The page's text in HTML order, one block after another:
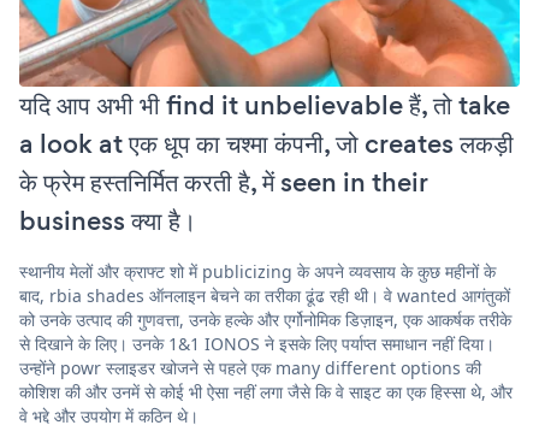
यदि आप अभी भी find it unbelievable हैं, तो take
a look at एक धूप का चश्मा कंपनी, जो creates लकड़ी
के फ्रेम हस्तनिर्मित करती है, में seen in their
business क्या है।
स्थानीय मेलों और क्राफ्ट शो में publicizing के अपने व्यवसाय के कुछ महीनों के
बाद, rbia shades ऑनलाइन बेचने का तरीका ढूंढ रही थी। वे wanted आगंतुकों
को उनके उत्पाद की गुणवत्ता, उनके हल्के और एर्गोनोमिक डिज़ाइन, एक आकर्षक तरीके
से दिखाने के लिए। उनके 1&1 IONOS ने इसके लिए पर्याप्त समाधान नहीं दिया।
उन्होंने powr स्लाइडर खोजने से पहले एक many different options की
कोशिश की और उनमें से कोई भी ऐसा नहीं लगा जैसे कि वे साइट का एक हिस्सा थे, और
वे भद्दे और उपयोग में कठिन थे।